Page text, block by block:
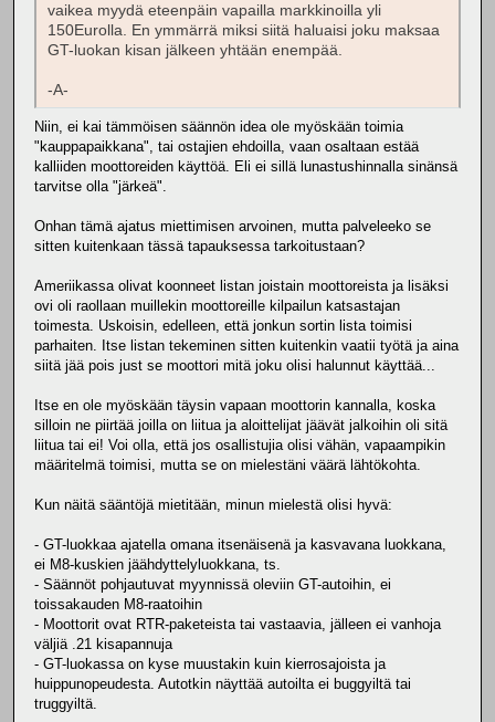
vaikea myydä eteenpäin vapailla markkinoilla yli
150Eurolla. En ymmärrä miksi siitä haluaisi joku maksaa
GT-luokan kisan jälkeen yhtään enempää.
-A-
Niin, ei kai tämmöisen säännön idea ole myöskään toimia
"kauppapaikkana", tai ostajien ehdoilla, vaan osaltaan estää
kalliiden moottoreiden käyttöä. Eli ei sillä lunastushinnalla sinänsä
tarvitse olla "järkeä".
Onhan tämä ajatus miettimisen arvoinen, mutta palveleeko se
sitten kuitenkaan tässä tapauksessa tarkoitustaan?
Ameriikassa olivat koonneet listan joistain moottoreista ja lisäksi
ovi oli raollaan muillekin moottoreille kilpailun katsastajan
toimesta. Uskoisin, edelleen, että jonkun sortin lista toimisi
parhaiten. Itse listan tekeminen sitten kuitenkin vaatii työtä ja aina
siitä jää pois just se moottori mitä joku olisi halunnut käyttää...
Itse en ole myöskään täysin vapaan moottorin kannalla, koska
silloin ne piirtää joilla on liitua ja aloittelijat jäävät jalkoihin oli sitä
liitua tai ei! Voi olla, että jos osallistujia olisi vähän, vapaampikin
määritelmä toimisi, mutta se on mielestäni väärä lähtökohta.
Kun näitä sääntöjä mietitään, minun mielestä olisi hyvä:
- GT-luokkaa ajatella omana itsenäisenä ja kasvavana luokkana,
ei M8-kuskien jäähdyttelyluokkana, ts.
- Säännöt pohjautuvat myynnissä oleviin GT-autoihin, ei
toissakauden M8-raatoihin
- Moottorit ovat RTR-paketeista tai vastaavia, jälleen ei vanhoja
väljiä .21 kisapannuja
- GT-luokassa on kyse muustakin kuin kierrosajoista ja
huippunopeudesta. Autotkin näyttää autoilta ei buggyiltä tai
truggyiltä.